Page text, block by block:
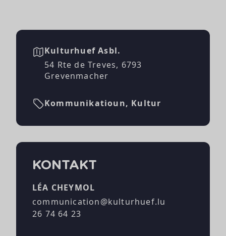
Kulturhuef Asbl.
54 Rte de Treves, 6793
Grevenmacher
Kommunikatioun, Kultur
KONTAKT
LÉA CHEYMOL
communication@kulturhuef.lu
26 74 64 23